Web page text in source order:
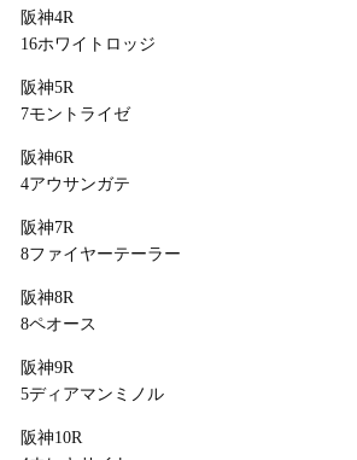
阪神4R
16ホワイトロッジ
阪神5R
7モントライゼ
阪神6R
4アウサンガテ
阪神7R
8ファイヤーテーラー
阪神8R
8ペオース
阪神9R
5ディアマンミノル
阪神10R